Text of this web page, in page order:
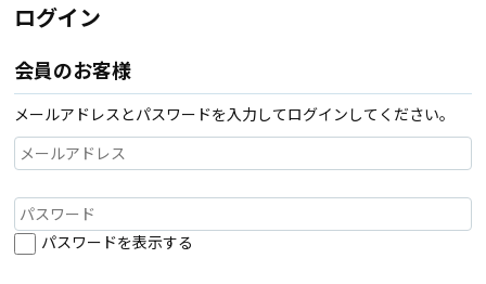
ログイン
会員のお客様
メールアドレスとパスワードを入力してログインしてください。
パスワードを表示する